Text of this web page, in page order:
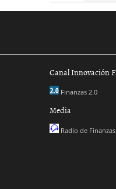
Canal Innovación
Finanzas 2.0
Media
Radio de Finanzas